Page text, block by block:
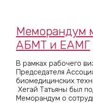
Меморандум
АБМТ и ЕАМГ
В рамках рабочего
Председателя
биомедицинских
Хегай Татьяны был
Меморандум о